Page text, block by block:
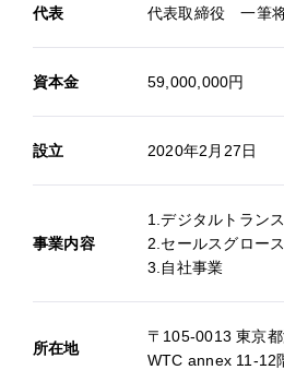
代表 代表取締役 一筆
資本金 59,000,000円
設立 2020年2月27日
事業内容
1.デジタルトラン
2.セールスグロー
3.自社事業
所在地
〒105-0013 東京
WTC annex 11-12